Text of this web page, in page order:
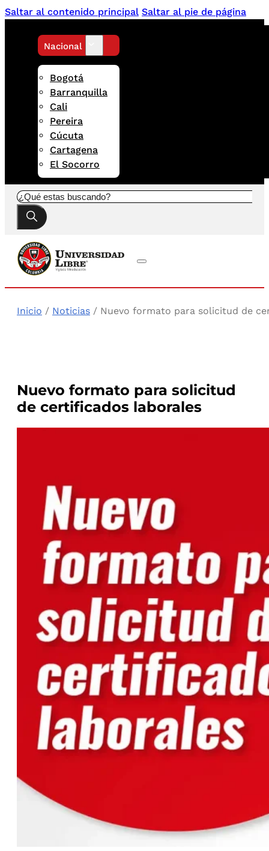
Saltar al contenido principal Saltar al pie de página
Nacional
Bogotá
Barranquilla
Cali
Pereira
Cúcuta
Cartagena
El Socorro
Buscar
Inicio / Noticias / Nuevo formato para solicitud de
Nuevo formato para solicitud
de certificados laborales